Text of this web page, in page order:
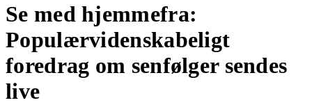
Se med hjemmefra:
Populærvidenskabeligt
foredrag om senfølger sendes
live